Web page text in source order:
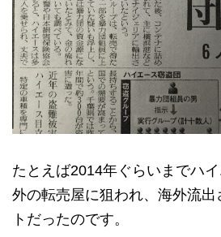
たとえば2014年ぐらいまでハ
外の転売屋に狙われ、海外流出
トだったのです。